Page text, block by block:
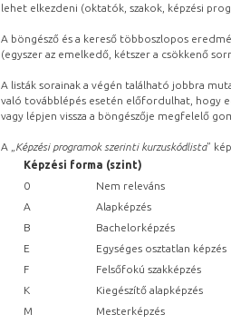
lehet elkezdeni (oktatók, szakok, képzési
A böngésző és a kereső többoszlopos
(egyszer az emelkedő, kétszer a csökkenő
A listák sorainak a végén található jobbra
való továbblépés esetén előfordulhat, hogy
vagy lépjen vissza a böngészője megfelelő
A „ Képzési programok szerinti kurzuskódlista”
Képzési forma (szint)
0
Nem releváns
A
Alapképzés
B
Bachelorképzés
E
Egységes osztatlan képzés
F
Felsőfokú szakképzés
K
Kiegészítő alapképzés
M
Mesterképzés